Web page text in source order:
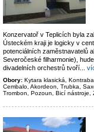
Konzervatoř v Teplicích byla
Ústeckém kraji je logicky v
potenciálních zaměstnavatelů
Severočeské filharmonie),
divadelních orchestrů tvoří
Obory: Kytara klasická,
Cembalo, Akordeon, Trubka,
Trombon, Pozoun, Bicí nástroje,